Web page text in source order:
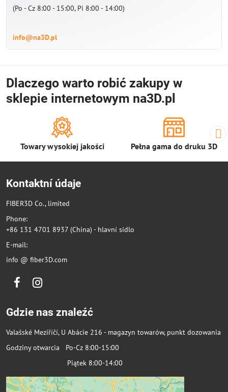
(Po - Cz 8:00 - 15:00, Pi 8:00 - 14:00)
info@na3D.pl
Dlaczego warto robić zakupy w
sklepie internetowym na3D.pl
Towary wysokiej jakości Pełna gama do druku 3D
Kontaktní údaje
FIBER3D Co., limited
Phone:
+86 131 4701 8937 (China) - hlavní sídlo
E-mail:
info @ fiber3D.com
FacebookInstagram
Gdzie nas znaleźć
Valašské Meziříčí, U Abácie 216 - magazyn towarów, punkt dozowania
Godziny otwarcia Po-Cz 8:00-15:00
Piątek 8:00-14:00